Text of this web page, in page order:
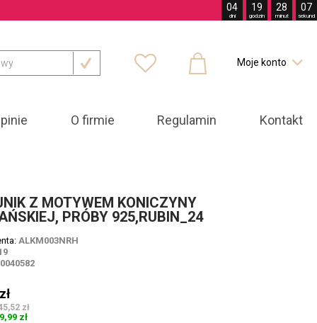
04
dni
19
godzin
28
minut
05
sekund
   Moje konto 
O firmie Regulamin Kontakt
Z MOTYWEM KONICZYNY
PRÓBY 925,RUBIN_24
ALKM003NRH
zł
zł
9,99 zł